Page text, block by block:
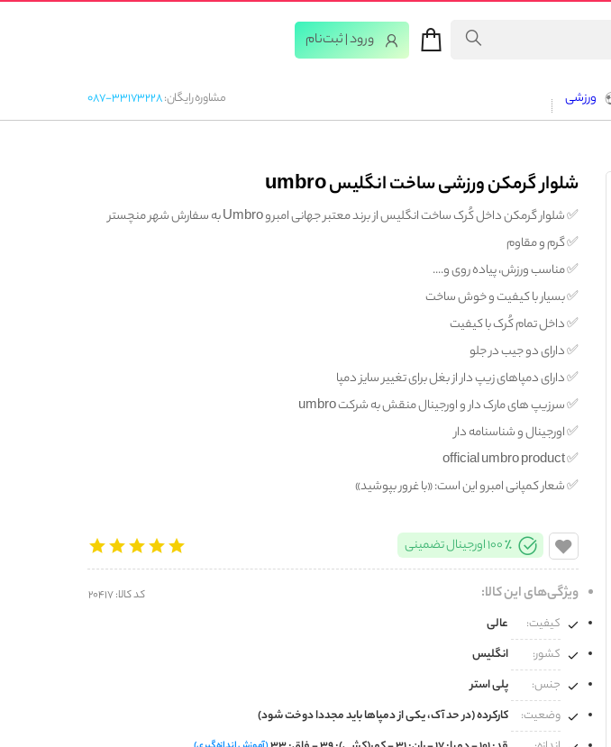
ورود | ثبت‌‌نام
ورزشی مشاوره رایگان:087-33173228
شلوار گرمکن ورزشی ساخت انگلیس umbro
✅️ شلوار گرمکن داخل کُرک ساخت انگلیس از برند معتبر جهانی امبرو Umbro به سفارش شهر منچستر
✅️ گرم و مقاوم
✅️ مناسب ورزش، پیاده روی و....
✅️ بسیار با کیفیت و خوش ساخت
✅️ داخل تمام کُرک با کیفیت
✅️ دارای دو جیب در جلو
✅️ دارای دمپاهای زیپ دار از بغل برای تغییر سایز دمپا
✅️ سرزیپ های مارک دار و اورجینال منقش به شرکت umbro
✅️ اورجینال و شناسنامه دار
✅️ official umbro product
✅️ شعار کمپانی امبرو این است: «با غرور بپوشید»
100% اورجینال تضمینی
ویژگی‌های این کالا: کد کالا: 20417
کیفیت:
عالی
کشور:
انگلیس
جنس:
پلی استر
وضعیت:
کارکرده (در حد آک، یکی از دمپاها باید مجددا دوخت شود)